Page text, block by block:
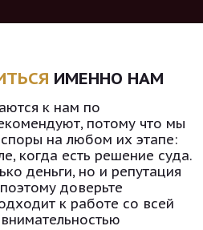
ИМЕННО НАМ
к нам по
потому что мы
на любом их этапе:
когда есть решение суда.
деньги, но и репутация
доверьте
к работе со всей